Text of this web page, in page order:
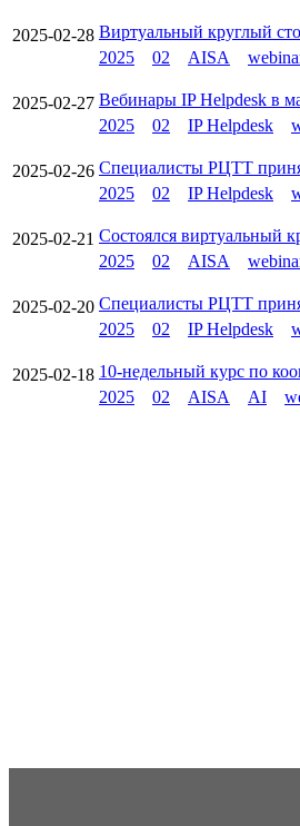
2025-02-28 Виртуальный круглый
2025
02 AISA
2025-02-27 Вебинары IP Helpdesk в
2025
02 IP Helpdesk
2025-02-26 Специалисты РЦТТ
2025
02 IP Helpdesk
2025-02-21 Состоялся виртуальный
2025
02 AISA
2025-02-20 Специалисты РЦТТ
2025
02 IP Helpdesk
2025-02-18 10-недельный курс по
2025
02 AISA AI